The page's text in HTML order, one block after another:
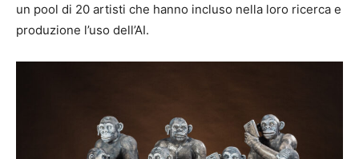
un pool di 20 artisti che hanno incluso nella loro ricerca e
produzione l’uso dell’AI.